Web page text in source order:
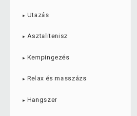
► Utazás
► Asztalitenisz
► Kempingezés
► Relax és masszázs
► Hangszer